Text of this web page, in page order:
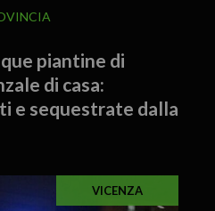
piantine di
di casa:
e sequestrate dalla
VICENZA